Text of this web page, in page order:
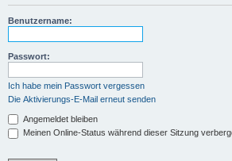
Benutzername:
Passwort:
Ich habe mein Passwort vergessen
Die Aktivierungs-E-Mail erneut senden
Angemeldet bleiben
Meinen Online-Status während dieser Sitzung